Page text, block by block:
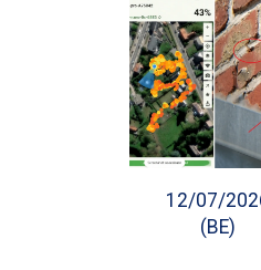
12/07/
(BE)